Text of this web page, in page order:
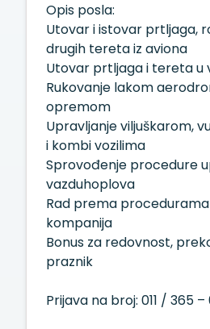
Opis posla:
Utovar i istovar prtljaga,
drugih tereta iz aviona
Utovar prtljaga i tereta u
Rukovanje lakom
opremom
Upravljanje viljuškarom,
i kombi vozilima
Sprovođenje procedure
vazduhoplova
Rad prema
kompanija
Bonus za redovnost,
praznik
Prijava na broj: 011 / 365 –